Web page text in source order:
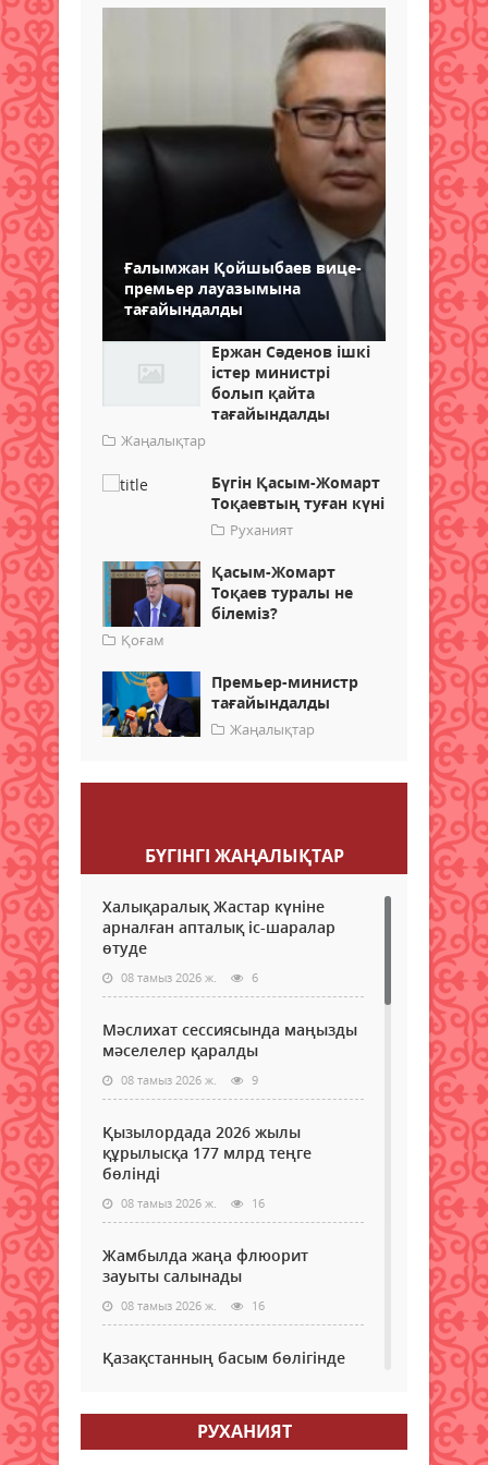
Ғалымжан Қойшыбаев вице-
премьер лауазымына
тағайындалды
Ержан Сәденов ішкі
істер министрі
болып қайта
тағайындалды
Жаңалықтар
Бүгін Қасым-Жомарт
Тоқаевтың туған күні
Руханият
Қасым-Жомарт
Тоқаев туралы не
білеміз?
Қоғам
Премьер-министр
тағайындалды
Жаңалықтар
БҮГІНГI ЖАҢАЛЫҚТАР
Халықаралық Жастар күніне
арналған апталық іс-шаралар
өтуде
08 тамыз 2026 ж. 6
Мәслихат сессиясында маңызды
мәселелер қаралды
08 тамыз 2026 ж. 9
Қызылордада 2026 жылы
құрылысқа 177 млрд теңге
бөлінді
08 тамыз 2026 ж. 16
Жамбылда жаңа флюорит
зауыты салынады
08 тамыз 2026 ж. 16
Қазақстанның басым бөлігінде
08 тамыз 2026 ж. 19
РУХАНИЯТ